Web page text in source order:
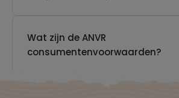
Wat zijn de ANVR
consumentenvoorwaarden?